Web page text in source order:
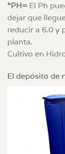
*PH= El Ph
dejar que
reducir a 6.0 y
planta.
Cultivo en
El depósito de